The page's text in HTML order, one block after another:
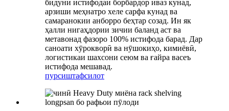
бидуни истифодаи борбардор иваз кунад,
арзиши меҳнатро хеле сарфа кунад ва
самаранокии анборро беҳтар созад. Ин як
ҳалли нигаҳдории зичии баланд аст ва
метавонад фазоро 100% истифода барад. Дар
саноати хӯрокворӣ ва нӯшокиҳо, кимиёвӣ,
логистикаи шахсони сеюм ва ғайра васеъ
истифода мешавад.
пурсиштафсилот